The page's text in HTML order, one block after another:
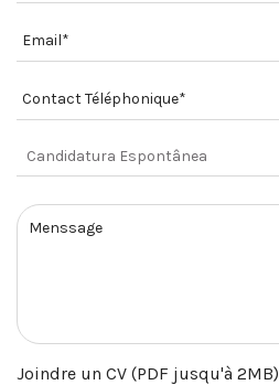
Joindre un CV (PDF jusqu'à 2MB)